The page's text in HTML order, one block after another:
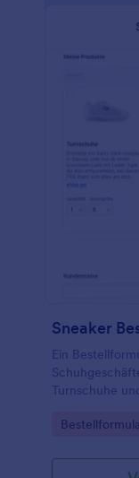
Sneaker
Ein
Turnschuhe
Go to